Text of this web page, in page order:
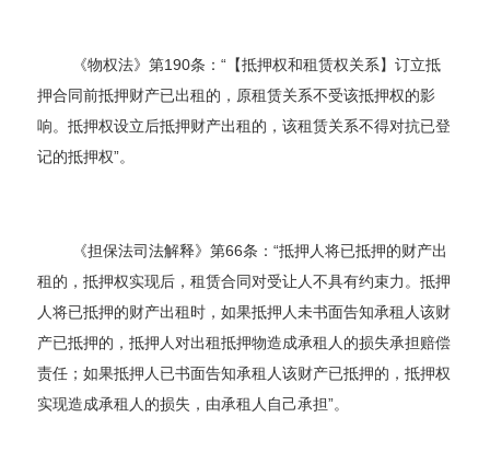
《物权法》第190条：“【抵押权和租赁权关系】订立抵
押合同前抵押财产已出租的，原租赁关系不受该抵押权的影
响。抵押权设立后抵押财产出租的，该租赁关系不得对抗已登
记的抵押权”。
《担保法司法解释》第66条：“抵押人将已抵押的财产出
租的，抵押权实现后，租赁合同对受让人不具有约束力。抵押
人将已抵押的财产出租时，如果抵押人未书面告知承租人该财
产已抵押的，抵押人对出租抵押物造成承租人的损失承担赔偿
责任；如果抵押人已书面告知承租人该财产已抵押的，抵押权
实现造成承租人的损失，由承租人自己承担”。